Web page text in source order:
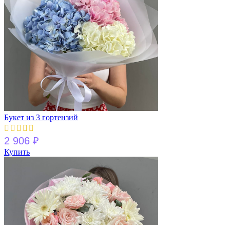
Букет из 3 гортензий
2 906 ₽
Купить